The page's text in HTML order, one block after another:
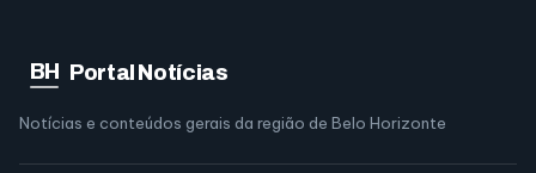
BH Portal Notícias
Notícias e conteúdos gerais da região de Belo Horizonte